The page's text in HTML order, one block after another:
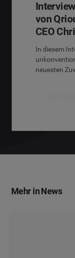
von
CEO
In diesem
neuesten
Mehr in News